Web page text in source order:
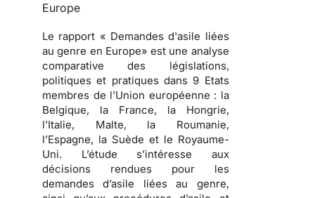
Europe
Le rapport « Demandes d'asile liées
au genre en Europe» est une analyse
comparative des législations,
politiques et pratiques dans 9 Etats
membres de l’Union européenne : la
Belgique, la France, la Hongrie,
l’Italie, Malte, la Roumanie,
l’Espagne, la Suède et le Royaume-
Uni. L’étude s’intéresse aux
décisions rendues pour les
demandes d’asile liées au genre,